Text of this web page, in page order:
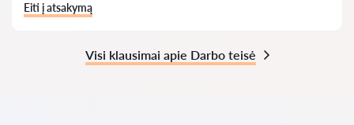
Eiti į atsakymą
Visi klausimai apie Darbo teisė